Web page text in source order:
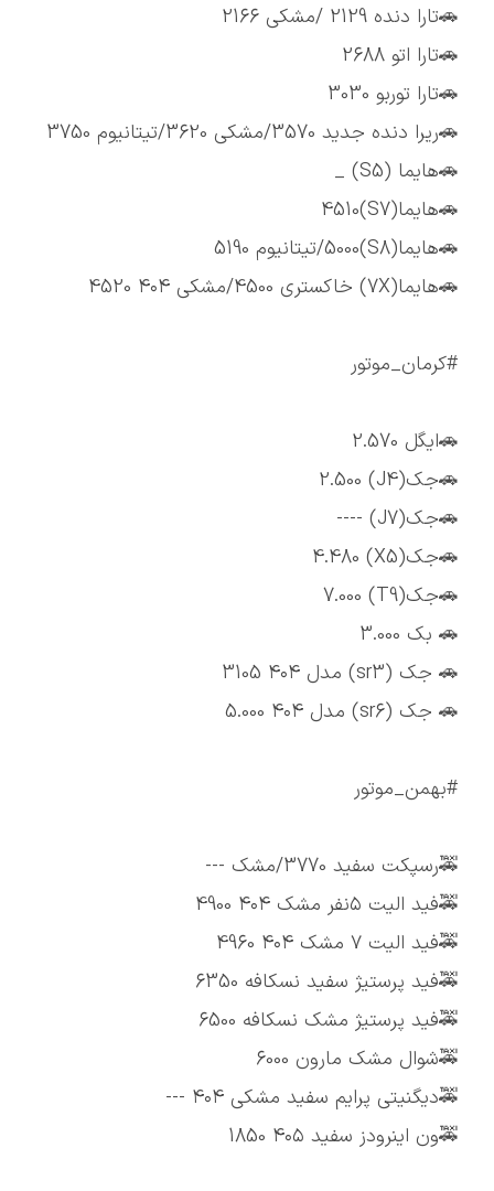
🚗تارا دنده 2129 /مشکی 2166
🚗تارا اتو 2688
🚗تارا توربو 3030
🚗ریرا دنده جدید 3570/مشکی 3620/تیتانیوم 3750
🚗هایما (S5) _
🚗هایما(S7)4510
🚗هایما(S8)5000/تیتانیوم 5190
🚗هایما(7X) خاکستری 4500/مشکی ۴۰۴ 4520
#کرمان_موتور
🚗ایگل 2.570
🚗جک(J4) 2.500
🚗جک(J7) ----
🚗جک(X5) 4.480
🚗جک(T9) 7.000
🚗 بک 3.000
🚗 جک (sr3) مدل ۴۰۴ 3105
🚗 جک (sr6) مدل ۴۰۴ 5.000
#بهمن_موتور
🚕رسپکت سفید 3770/مشک ---
🚕فید الیت ۵نفر مشک ۴۰۴ 4900
🚕فید الیت ۷ مشک ۴۰۴ 4960
🚕فید پرستیژ سفید نسکافه 6350
🚕فید پرستیژ مشک نسکافه 6500
🚕شوال مشک مارون 6000
🚕دیگنیتی پرایم سفید مشکی ۴۰۴ ---
🚕ون اینرودز سفید ۴۰۵ 1850